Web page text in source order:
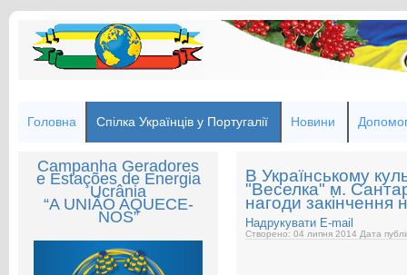
Головна Спілка Українців у Португалії Новини
Campanha Geradores
e Estações de Energia
Ucrânia
“A UNIÃO AQUECE-
NOS”
В Українському
"Веселка" м.
нагоди закінчення
Надрукувати E-mail
Створено: 04 липня 2014 Дата